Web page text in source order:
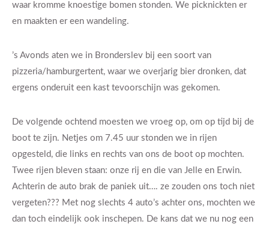
waar kromme knoestige bomen stonden. We picknickten er
en maakten er een wandeling.
’s Avonds aten we in Bronderslev bij een soort van
pizzeria/hamburgertent, waar we overjarig bier dronken, dat
ergens onderuit een kast tevoorschijn was gekomen.
De volgende ochtend moesten we vroeg op, om op tijd bij de
boot te zijn. Netjes om 7.45 uur stonden we in rijen
opgesteld, die links en rechts van ons de boot op mochten.
Twee rijen bleven staan: onze rij en die van Jelle en Erwin.
Achterin de auto brak de paniek uit…. ze zouden ons toch niet
vergeten??? Met nog slechts 4 auto’s achter ons, mochten we
dan toch eindelijk ook inschepen. De kans dat we nu nog een